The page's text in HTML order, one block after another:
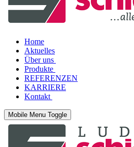
Home
Aktuelles
Über uns
Produkte
REFERENZEN
KARRIERE
Kontakt
Mobile Menu Toggle